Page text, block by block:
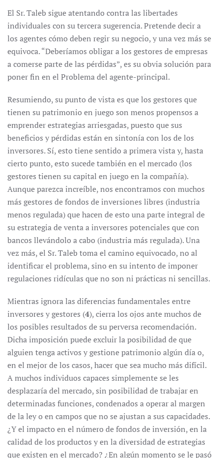
El Sr. Taleb sigue atentando contra las libertades
individuales con su tercera sugerencia. Pretende decir a
los agentes cómo deben regir su negocio, y una vez más se
equivoca. “Deberíamos obligar a los gestores de empresas
a comerse parte de las pérdidas”, es su obvia solución para
poner fin en el Problema del agente-principal.
Resumiendo, su punto de vista es que los gestores que
tienen su patrimonio en juego son menos propensos a
emprender estrategias arriesgadas, puesto que sus
beneficios y pérdidas están en sintonía con los de los
inversores. Sí, esto tiene sentido a primera vista y, hasta
cierto punto, esto sucede también en el mercado (los
gestores tienen su capital en juego en la compañía).
Aunque parezca increíble, nos encontramos con muchos
más gestores de fondos de inversiones libres (industria
menos regulada) que hacen de esto una parte integral de
su estrategia de venta a inversores potenciales que con
bancos llevándolo a cabo (industria más regulada). Una
vez más, el Sr. Taleb toma el camino equivocado, no al
identificar el problema, sino en su intento de imponer
regulaciones ridículas que no son ni prácticas ni sencillas.
Mientras ignora las diferencias fundamentales entre
inversores y gestores (4), cierra los ojos ante muchos de
los posibles resultados de su perversa recomendación.
Dicha imposición puede excluir la posibilidad de que
alguien tenga activos y gestione patrimonio algún día o,
en el mejor de los casos, hacer que sea mucho más difícil.
A muchos individuos capaces simplemente se les
desplazaría del mercado, sin posibilidad de trabajar en
determinadas funciones, condenados a operar al margen
de la ley o en campos que no se ajustan a sus capacidades.
¿Y el impacto en el número de fondos de inversión, en la
calidad de los productos y en la diversidad de estrategias
que existen en el mercado? ¿En algún momento se le pasó